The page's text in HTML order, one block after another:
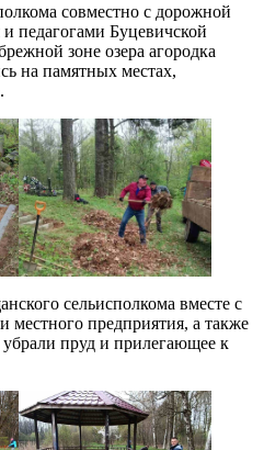
совместно с дорожной
педагогами Буцевичской
зоне озера агородка
на памятных местах,
сельисполкома вместе с
местного предприятия, а также
пруд и прилегающее к